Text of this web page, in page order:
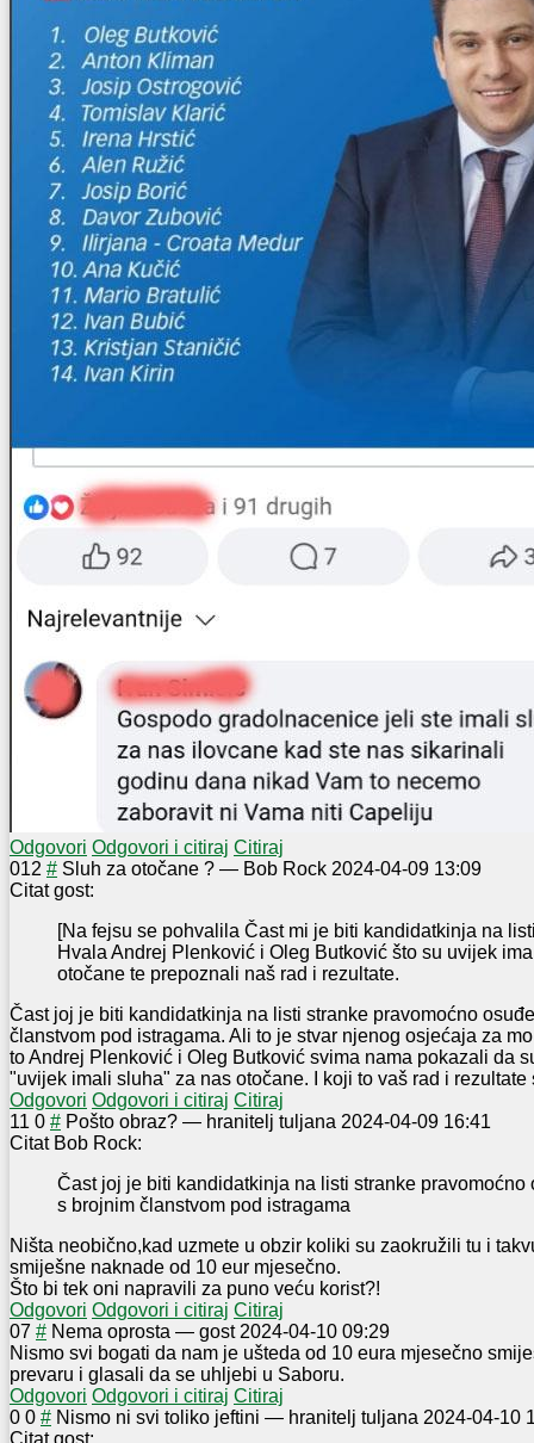
Odgovori Odgovori i citiraj Citiraj
012 # Sluh za otočane ? — Bob Rock 2024-04-09 13:09
Citat gost:
[Na fejsu se pohvalila Čast mi je biti kandidatkinja na
Hvala Andrej Plenković i Oleg Butković što su uvijek
otočane te prepoznali naš rad i rezultate.
Čast joj je biti kandidatkinja na listi stranke pravomoćno
članstvom pod istragama. Ali to je stvar njenog osjećaja za
to Andrej Plenković i Oleg Butković svima nama pokazali da
"uvijek imali sluha" za nas otočane. I koji to vaš rad i
Odgovori Odgovori i citiraj Citiraj
11 0 # Pošto obraz? — hranitelj tuljana 2024-04-09 16:41
Citat Bob Rock:
Čast joj je biti kandidatkinja na listi stranke pravomoćno
s brojnim članstvom pod istragama
Ništa neobično,kad uzmete u obzir koliki su zaokružili tu i
smiješne naknade od 10 eur mjesečno.
Što bi tek oni napravili za puno veću korist?!
Odgovori Odgovori i citiraj Citiraj
07 # Nema oprosta — gost 2024-04-10 09:29
Nismo svi bogati da nam je ušteda od 10 eura mjesečno
prevaru i glasali da se uhljebi u Saboru.
Odgovori Odgovori i citiraj Citiraj
0 0 # Nismo ni svi toliko jeftini — hranitelj tuljana 2024-04-10